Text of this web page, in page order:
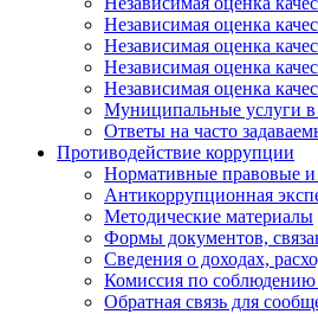
Независимая оценка
Независимая оценка
Независимая оценка
Независимая оценка
Муниципальные услуги в
Ответы на часто
Противодействие коррупции
Нормативные правовые и
Антикоррупционная
Методические материалы
Формы документов,
Сведения о доходах,
Комиссия по соблюдению
Обратная связь для